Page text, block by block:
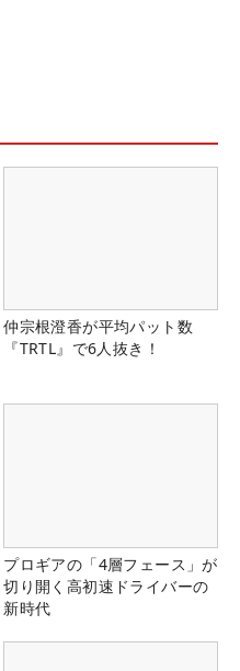
仲宗根澄香が平均パット数
『TRTL』で6人抜き！
プロギアの「4層フェース」が
切り開く高初速ドライバーの
新時代